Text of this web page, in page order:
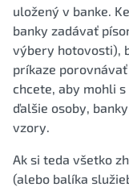
uložený v banke.
banky zadávať
výbery hotovosti),
príkaze
chcete, aby mohli
ďalšie osoby,
vzory.
Ak si teda všetko
(alebo balíka